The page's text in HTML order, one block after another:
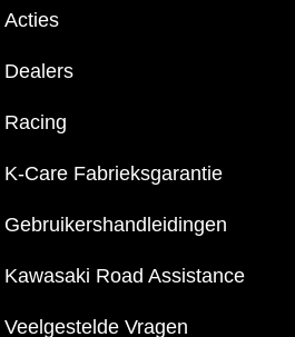
Acties
Dealers
Racing
K-Care Fabrieksgarantie
Gebruikershandleidingen
Kawasaki Road Assistance
Veelgestelde Vragen